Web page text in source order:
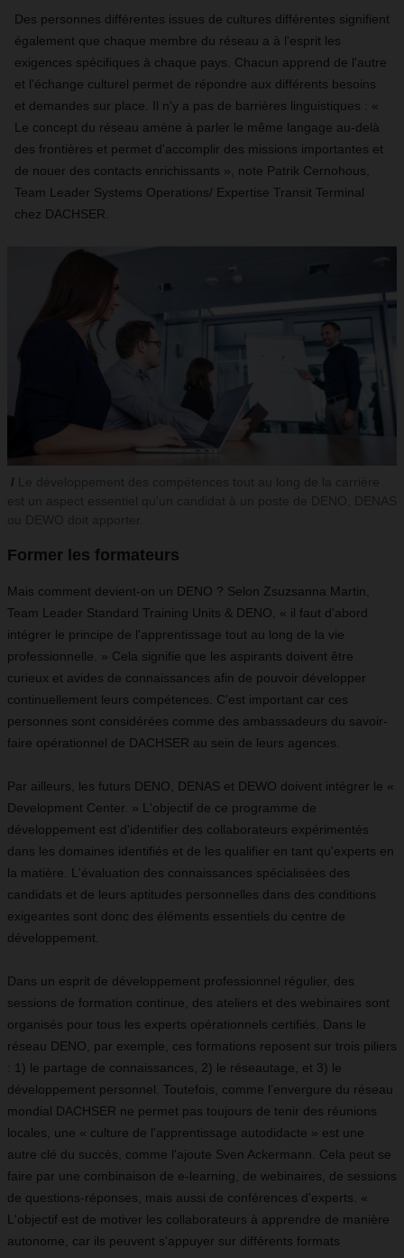
Des personnes différentes issues de cultures différentes signifient
également que chaque membre du réseau a à l'esprit les
exigences spécifiques à chaque pays. Chacun apprend de l'autre
et l'échange culturel permet de répondre aux différents besoins
et demandes sur place. Il n'y a pas de barrières linguistiques : «
Le concept du réseau amène à parler le même langage au-delà
des frontières et permet d'accomplir des missions importantes et
de nouer des contacts enrichissants », note Patrik Cernohous,
Team Leader Systems Operations/ Expertise Transit Terminal
chez DACHSER.
Former les formateurs
Mais comment devient-on un DENO ? Selon Zsuzsanna Martin,
Team Leader Standard Training Units & DENO, « il faut d'abord
intégrer le principe de l'apprentissage tout au long de la vie
professionnelle. » Cela signifie que les aspirants doivent être
curieux et avides de connaissances afin de pouvoir développer
continuellement leurs compétences. C'est important car ces
personnes sont considérées comme des ambassadeurs du savoir-
faire opérationnel de DACHSER au sein de leurs agences.
Par ailleurs, les futurs DENO, DENAS et DEWO doivent intégrer le «
Development Center. » L'objectif de ce programme de
développement est d'identifier des collaborateurs expérimentés
dans les domaines identifiés et de les qualifier en tant qu'experts en
la matière. L'évaluation des connaissances spécialisées des
candidats et de leurs aptitudes personnelles dans des conditions
exigeantes sont donc des éléments essentiels du centre de
développement.
Dans un esprit de développement professionnel régulier, des
sessions de formation continue, des ateliers et des webinaires sont
organisés pour tous les experts opérationnels certifiés. Dans le
réseau DENO, par exemple, ces formations reposent sur trois piliers
: 1) le partage de connaissances, 2) le réseautage, et 3) le
développement personnel. Toutefois, comme l’envergure du réseau
mondial DACHSER ne permet pas toujours de tenir des réunions
locales, une « culture de l'apprentissage autodidacte » est une
autre clé du succès, comme l'ajoute Sven Ackermann. Cela peut se
faire par une combinaison de e-learning, de webinaires, de sessions
de questions-réponses, mais aussi de conférences d'experts. «
L'objectif est de motiver les collaborateurs à apprendre de manière
autonome, car ils peuvent s'appuyer sur différents formats